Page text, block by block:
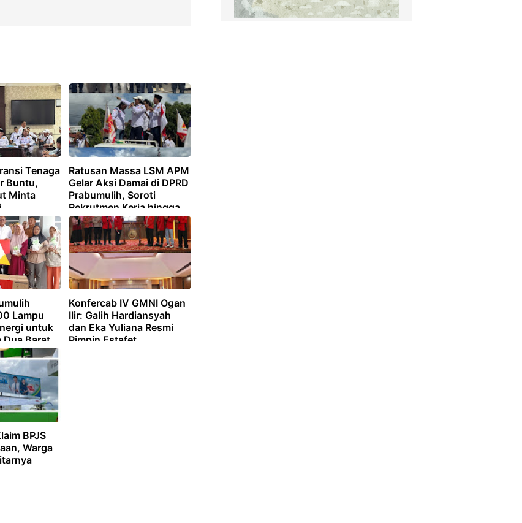
Tenaga
Buntu,
Minta
Ratusan Massa LSM APM
Gelar Aksi Damai di DPRD
Prabumulih, Soroti
Rekrutmen Kerja hingga
Usulkan Flyover
Lampu
untuk
Dua Barat
Konfercab IV GMNI Ogan
Ilir: Galih Hardiansyah
dan Eka Yuliana Resmi
Pimpin Estafet
BPJS
Warga